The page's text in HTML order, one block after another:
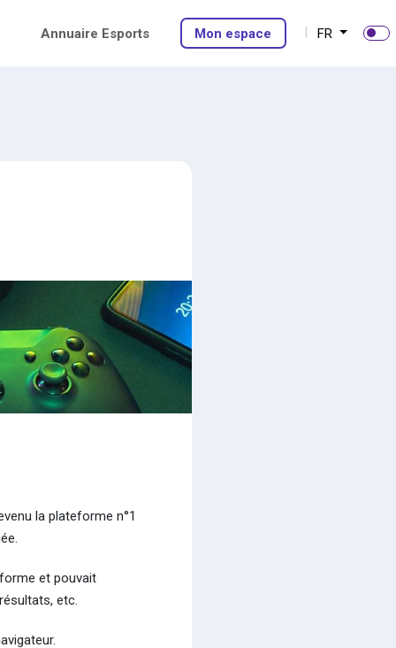
Annuaire Esports Mon espace FR
la plateforme n°1
et pouvait
etc.